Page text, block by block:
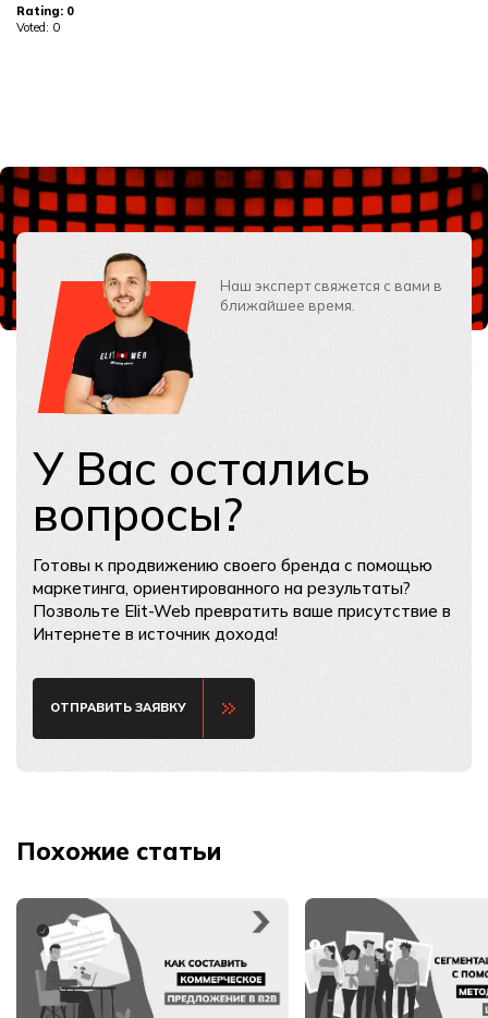
Rating: 0
Voted: 0
Наш эксперт свяжется с вами в
ближайшее время.
У Вас остались
вопросы?
Готовы к продвижению своего бренда с помощью
маркетинга, ориентированного на результаты?
Позвольте Elit-Web превратить ваше присутствие в
Интернете в источник дохода!
ОТПРАВИТЬ ЗАЯВКУ
Похожие статьи